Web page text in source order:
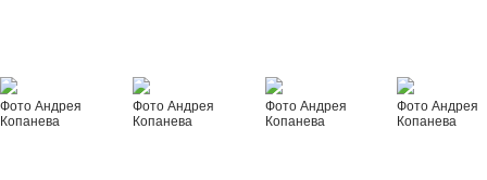
Фото Андрея
Копанева
Фото Андрея
Копанева
Фото Андрея
Копанева
Фото Андрея
Копанева